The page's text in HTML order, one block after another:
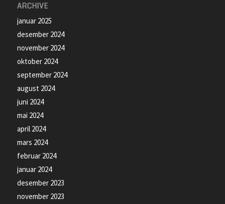
ARCHIVE
januar 2025
desember 2024
november 2024
oktober 2024
september 2024
august 2024
juni 2024
mai 2024
april 2024
mars 2024
februar 2024
januar 2024
desember 2023
november 2023